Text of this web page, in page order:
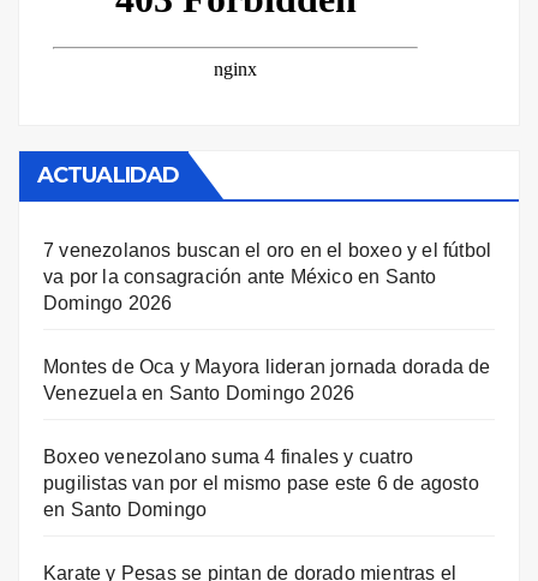
ACTUALIDAD
7 venezolanos buscan el oro en el boxeo y el fútbol
va por la consagración ante México en Santo
Domingo 2026
Montes de Oca y Mayora lideran jornada dorada de
Venezuela en Santo Domingo 2026
Boxeo venezolano suma 4 finales y cuatro
pugilistas van por el mismo pase este 6 de agosto
en Santo Domingo
Karate y Pesas se pintan de dorado mientras el